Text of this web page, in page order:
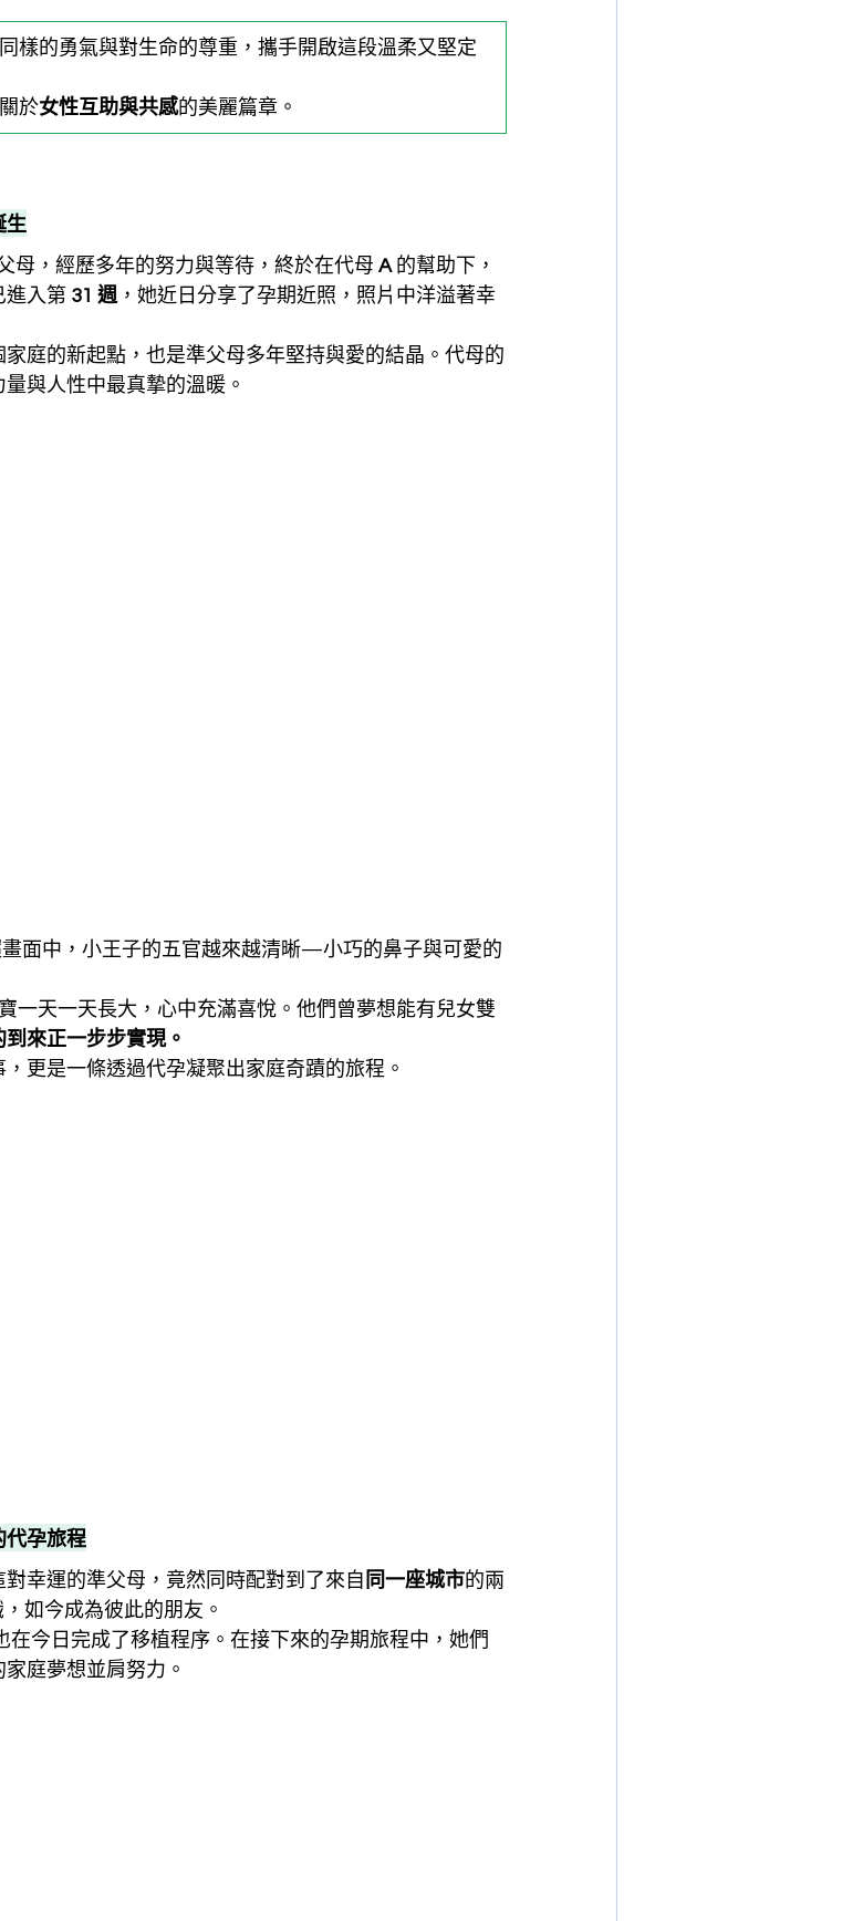
樣的勇氣與對生命的尊重，攜手開啟這段溫柔又堅定
於女性互助與共感的美麗篇章。
生
母，經歷多年的努力與等待，終於在代母 A 的幫助下，
進入第 31 週 ，她近日分享了孕期近照，照片中洋溢著幸
庭的新起點，也是準父母多年堅持與愛的結晶。代母的
與人性中最真摯的溫暖。
畫面中，小王子的五官越來越清晰—小巧的鼻子與可愛的
一天一天長大，心中充滿喜悅。他們曾夢想能有兒女雙
來正一步步實現。
，更是一條透過代孕凝聚出家庭奇蹟的旅程。
代孕旅程
幸運的準父母，竟然同時配對到了來自 同一座城市的兩
如今成為彼此的朋友。
在今日完成了移植程序。在接下來的孕期旅程中，她們
庭夢想並肩努力。